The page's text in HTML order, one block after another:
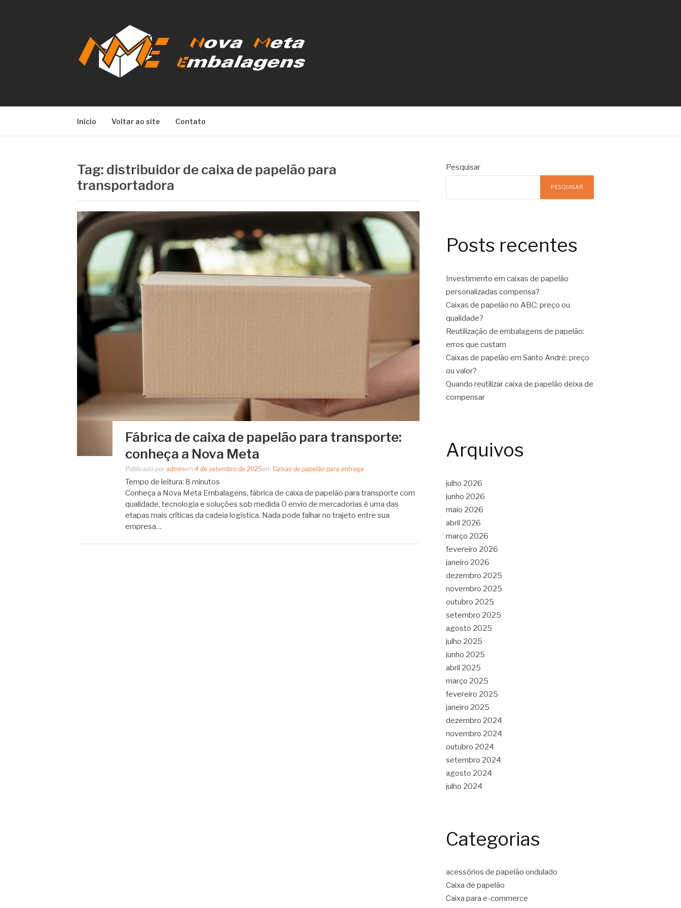
Início Voltar ao site Contato
Tag: distribuidor de caixa de papelão para
transportadora
Fábrica de caixa de papelão para transporte:
conheça a Nova Meta
Publicado por adminem 4 de setembro de 2025em Caixas de papelão para entrega
Tempo de leitura: 8 minutos
Conheça a Nova Meta Embalagens, fábrica de caixa de papelão para transporte com
qualidade, tecnologia e soluções sob medida O envio de mercadorias é uma das
etapas mais críticas da cadeia logística. Nada pode falhar no trajeto entre sua
empresa…
Pesquisar
PESQUISAR
Posts recentes
Investimento em caixas de papelão
personalizadas compensa?
Caixas de papelão no ABC: preço ou
qualidade?
Reutilização de embalagens de papelão:
erros que custam
Caixas de papelão em Santo André: preço
ou valor?
Quando reutilizar caixa de papelão deixa de
compensar
Arquivos
julho 2026
junho 2026
maio 2026
abril 2026
março 2026
fevereiro 2026
janeiro 2026
dezembro 2025
novembro 2025
outubro 2025
setembro 2025
agosto 2025
julho 2025
junho 2025
abril 2025
março 2025
fevereiro 2025
janeiro 2025
dezembro 2024
novembro 2024
outubro 2024
setembro 2024
agosto 2024
julho 2024
Categorias
acessórios de papelão ondulado
Caixa de papelão
Caixa para e-commerce